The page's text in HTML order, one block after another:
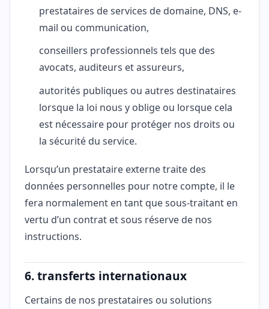
prestataires de services de domaine, DNS, e-
mail ou communication,
conseillers professionnels tels que des
avocats, auditeurs et assureurs,
autorités publiques ou autres destinataires
lorsque la loi nous y oblige ou lorsque cela
est nécessaire pour protéger nos droits ou
la sécurité du service.
Lorsqu’un prestataire externe traite des
données personnelles pour notre compte, il le
fera normalement en tant que sous-traitant en
vertu d’un contrat et sous réserve de nos
instructions.
6. transferts internationaux
Certains de nos prestataires ou solutions